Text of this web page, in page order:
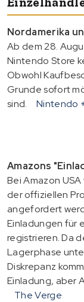
Nordamerika
Ab dem 28.
Nintendo Store
Obwohl
Grunde sofort
sind.
Nintendo
Amazons
Bei Amazon
der offiziellen
angefordert
Einladungen für
registrieren. Da
Lagerphase
Diskrepanz
Einladung, aber
The Verge